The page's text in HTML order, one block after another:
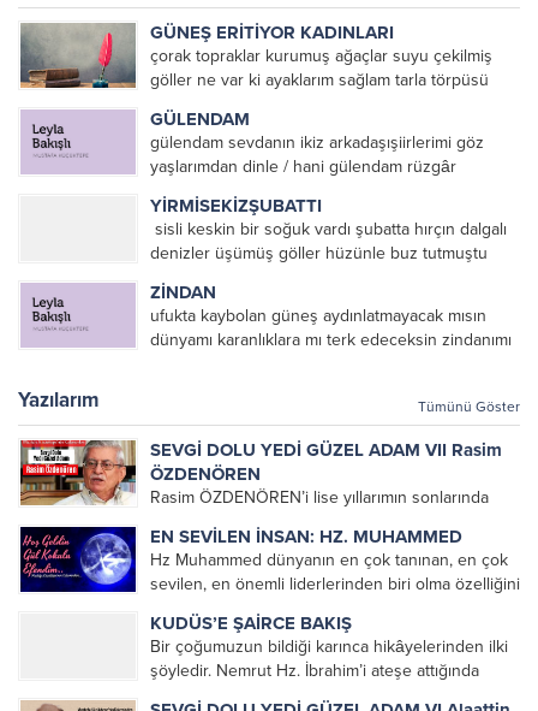
GÜNEŞ ERİTİYOR KADINLARI
çorak topraklar kurumuş ağaçlar suyu çekilmiş
göller ne var ki ayaklarım sağlam tarla törpüsü
güneş toprağı ve pamuk toplayan kadınları eriyor
kadınlar güneşte toprağı temizlemek...
GÜLENDAM
gülendam sevdanın ikiz arkadaşışiirlerimi göz
yaşlarımdan dinle / hani gülendam rüzgâr
fırtına biçecektikhani gülendam dağların sevdası
üzerine ant içmiştikhani gülendam sevdanın
elinden tutup ağlamayacaktıkkırmızı...
YİRMİSEKİZŞUBATTI
sisli keskin bir soğuk vardı şubatta hırçın dalgalı
denizler üşümüş göller hüzünle buz tutmuştu
yırtılmıştı yirmisekizşubattı /post modern olsundu
zulüm çoğalsındı ve ezilsindi bütün inananlar/...
ZİNDAN
ufukta kaybolan güneş aydınlatmayacak mısın
dünyamı karanlıklara mı terk edeceksin zindanımı
Yazılarım Tümünü Göster
SEVGİ DOLU YEDİ GÜZEL ADAM VII Rasim
ÖZDENÖREN
Rasim ÖZDENÖREN’i lise yıllarımın sonlarında
kitabını okuyarak tanımıştım. Çok hoşuma giden
bu denemeleri altlarını çizerek defalarca
okuduğum bir kitap olmuştu. Üniversite yıllarımda
da kendisini okumaya devam...
EN SEVİLEN İNSAN: HZ. MUHAMMED
Hz Muhammed dünyanın en çok tanınan, en çok
sevilen, en önemli liderlerinden biri olma özelliğini
100 veya orijinal ismiyle The 100: A Ranking of
the Most...
KUDÜS’E ŞAİRCE BAKIŞ
Bir çoğumuzun bildiği karınca hikâyelerinden ilki
şöyledir. Nemrut Hz. İbrahim’i ateşe attığında